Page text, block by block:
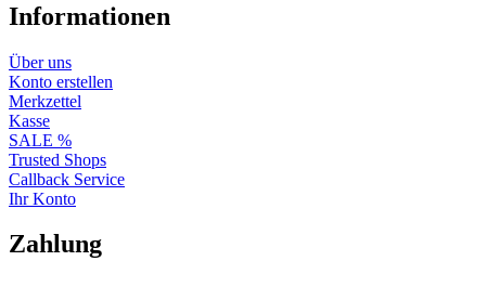
Informationen
Über uns
Konto erstellen
Merkzettel
Kasse
SALE %
Trusted Shops
Callback Service
Ihr Konto
Zahlung